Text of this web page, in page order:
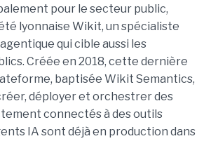
pour le secteur public,
lyonnaise Wikit, un spécialiste
qui cible aussi les
Créée en 2018, cette dernière
baptisée Wikit Semantics,
déployer et orchestrer des
connectés à des outils
IA sont déjà en production dans